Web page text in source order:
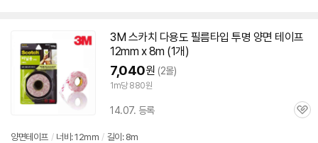
3M 스카치 다용도 필름타입 투명 양면 테이프
12mm x 8m (1개)
7,040원 (2몰)
1m당 880원
14.07. 등록
관
양면테이프 / 너비:12mm / 길이: 8m